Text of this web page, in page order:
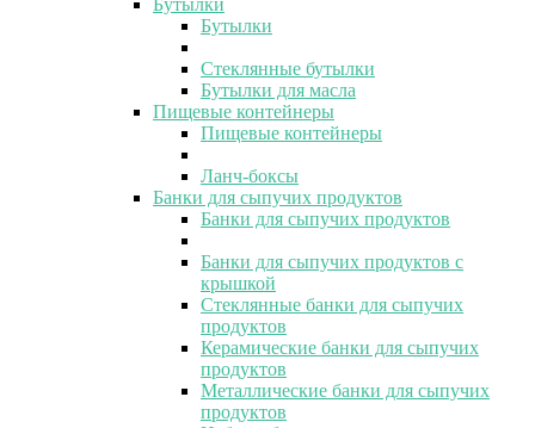
Бутылки
Стеклянные бутылки
Бутылки для масла
Пищевые контейнеры
Пищевые контейнеры
Ланч-боксы
Банки для сыпучих продуктов
Банки для сыпучих продуктов
Банки для сыпучих продуктов с
крышкой
Стеклянные банки для сыпучих
продуктов
Керамические банки для сыпучих
продуктов
Металлические банки для сыпучих
продуктов